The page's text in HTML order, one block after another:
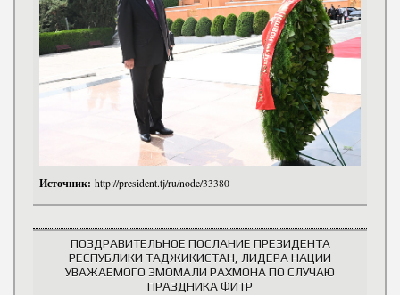
Источник: http://president.tj/ru/node/33380
ПОЗДРАВИТЕЛЬНОЕ ПОСЛАНИЕ ПРЕЗИДЕНТА
РЕСПУБЛИКИ ТАДЖИКИСТАН, ЛИДЕРА НАЦИИ
УВАЖАЕМОГО ЭМОМАЛИ РАХМОНА ПО СЛУЧАЮ
ПРАЗДНИКА ФИТР